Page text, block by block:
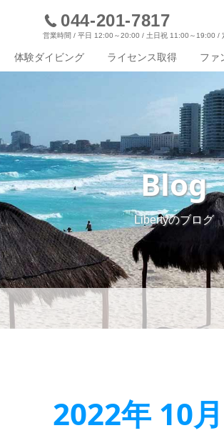
044-201-7817
営業時間 / 平日 12:00～20:00 / 土日祝 11:00～19:00 /
体験ダイビング ライセンス取得 ファ
Blog
Libertyのブログ
2022年 10